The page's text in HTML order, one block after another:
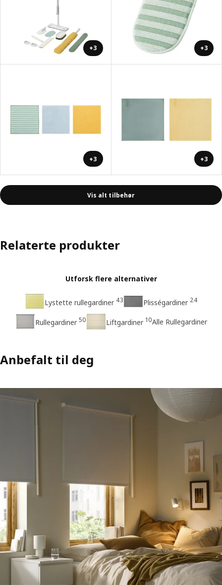
+3 +3
+3 +3
Vis alt tilbehør
Relaterte produkter
Utforsk flere alternativer
Lystette rullegardiner 43 Plisségardiner 24
Rullegardiner 50 Liftgardiner 10Alle Rullegardiner
Anbefalt til deg